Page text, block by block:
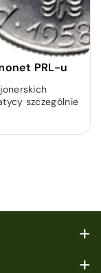
PRL-u
szczególnie